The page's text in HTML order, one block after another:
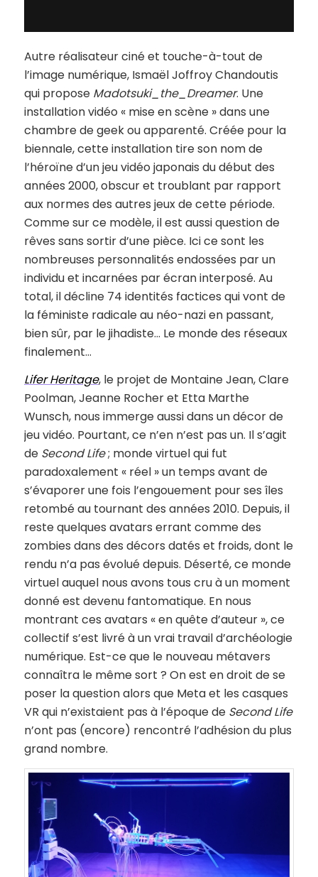
Autre réalisateur ciné et touche-à-tout de
l’image numérique, Ismaël Joffroy Chandoutis
qui propose Madotsuki_the_Dreamer. Une
installation vidéo « mise en scène » dans une
chambre de geek ou apparenté. Créée pour la
biennale, cette installation tire son nom de
l’héroïne d’un jeu vidéo japonais du début des
années 2000, obscur et troublant par rapport
aux normes des autres jeux de cette période.
Comme sur ce modèle, il est aussi question de
rêves sans sortir d’une pièce. Ici ce sont les
nombreuses personnalités endossées par un
individu et incarnées par écran interposé. Au
total, il décline 74 identités factices qui vont de
la féministe radicale au néo-nazi en passant,
bien sûr, par le jihadiste… Le monde des réseaux
finalement…
Lifer Heritage, le projet de Montaine Jean, Clare
Poolman, Jeanne Rocher et Etta Marthe
Wunsch, nous immerge aussi dans un décor de
jeu vidéo. Pourtant, ce n’en n’est pas un. Il s’agit
de Second Life; monde virtuel qui fut
paradoxalement « réel » un temps avant de
s’évaporer une fois l’engouement pour ses îles
retombé au tournant des années 2010. Depuis, il
reste quelques avatars errant comme des
zombies dans des décors datés et froids, dont le
rendu n’a pas évolué depuis. Déserté, ce monde
virtuel auquel nous avons tous cru à un moment
donné est devenu fantomatique. En nous
montrant ces avatars « en quête d’auteur », ce
collectif s’est livré à un vrai travail d’archéologie
numérique. Est-ce que le nouveau métavers
connaîtra le même sort ? On est en droit de se
poser la question alors que Meta et les casques
VR qui n’existaient pas à l’époque de Second Life
n’ont pas (encore) rencontré l’adhésion du plus
grand nombre.